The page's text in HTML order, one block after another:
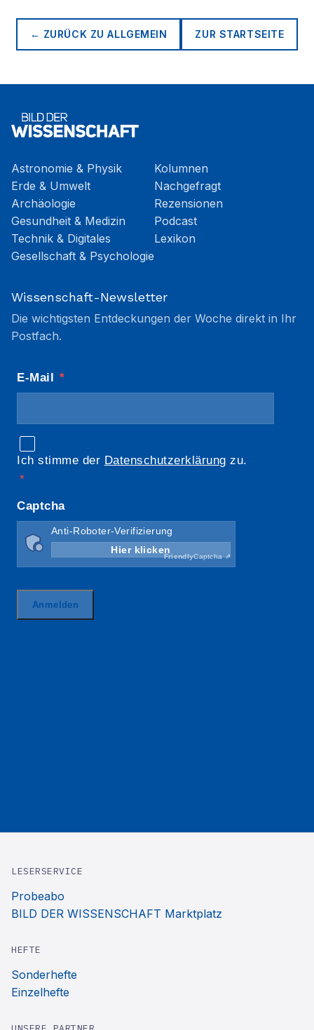
← ZURÜCK ZUALLGEMEIN ZUR STARTSEITE
Astronomie & Physik
Erde & Umwelt
Archäologie
Gesundheit & Medizin
Technik & Digitales
Gesellschaft & Psychologie
Kolumnen
Nachgefragt
Rezensionen
Podcast
Lexikon
Wissenschaft-Newsletter
Die wichtigsten Entdeckungen der Woche direkt in Ihr
Postfach.
LESERSERVICE
Probeabo
BILD DER WISSENSCHAFT Marktplatz
HEFTE
Sonderhefte
Einzelhefte